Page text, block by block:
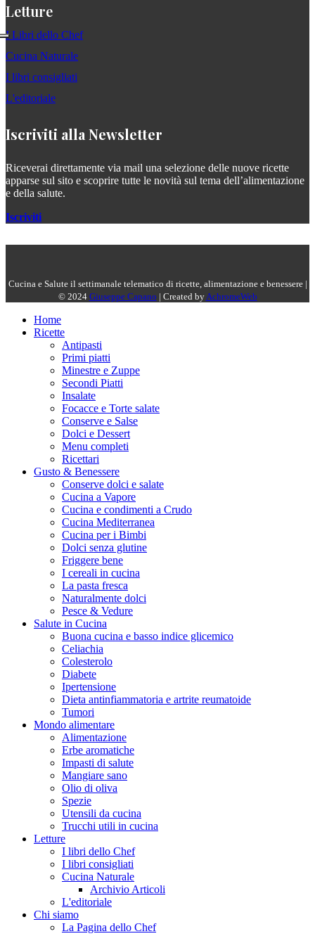
Letture
I Libri dello Chef
Cucina Naturale
I libri consigliati
L'editoriale
Iscriviti alla Newsletter
Riceverai direttamente via mail una selezione delle nuove ricette
apparse sul sito e scoprire tutte le novità sul tema dell’alimentazione
e della salute.
Iscriviti
Cucina e Salute il settimanale telematico di ricette, alimentazione e benessere |
© 2024 Giuseppe Capano | Created byAchromeWeb
Home
Ricette
Antipasti
Primi piatti
Minestre e Zuppe
Secondi Piatti
Insalate
Focacce e Torte salate
Conserve e Salse
Dolci e Dessert
Menu completi
Ricettari
Gusto & Benessere
Conserve dolci e salate
Cucina a Vapore
Cucina e condimenti a Crudo
Cucina Mediterranea
Cucina per i Bimbi
Dolci senza glutine
Friggere bene
I cereali in cucina
La pasta fresca
Naturalmente dolci
Pesce & Vedure
Salute in Cucina
Buona cucina e basso indice glicemico
Celiachia
Colesterolo
Diabete
Ipertensione
Dieta antinfiammatoria e artrite reumatoide
Tumori
Mondo alimentare
Alimentazione
Erbe aromatiche
Impasti di salute
Mangiare sano
Olio di oliva
Spezie
Utensili da cucina
Trucchi utili in cucina
Letture
I libri dello Chef
I libri consigliati
Cucina Naturale
Archivio Articoli
L'editoriale
Chi siamo
La Pagina dello Chef